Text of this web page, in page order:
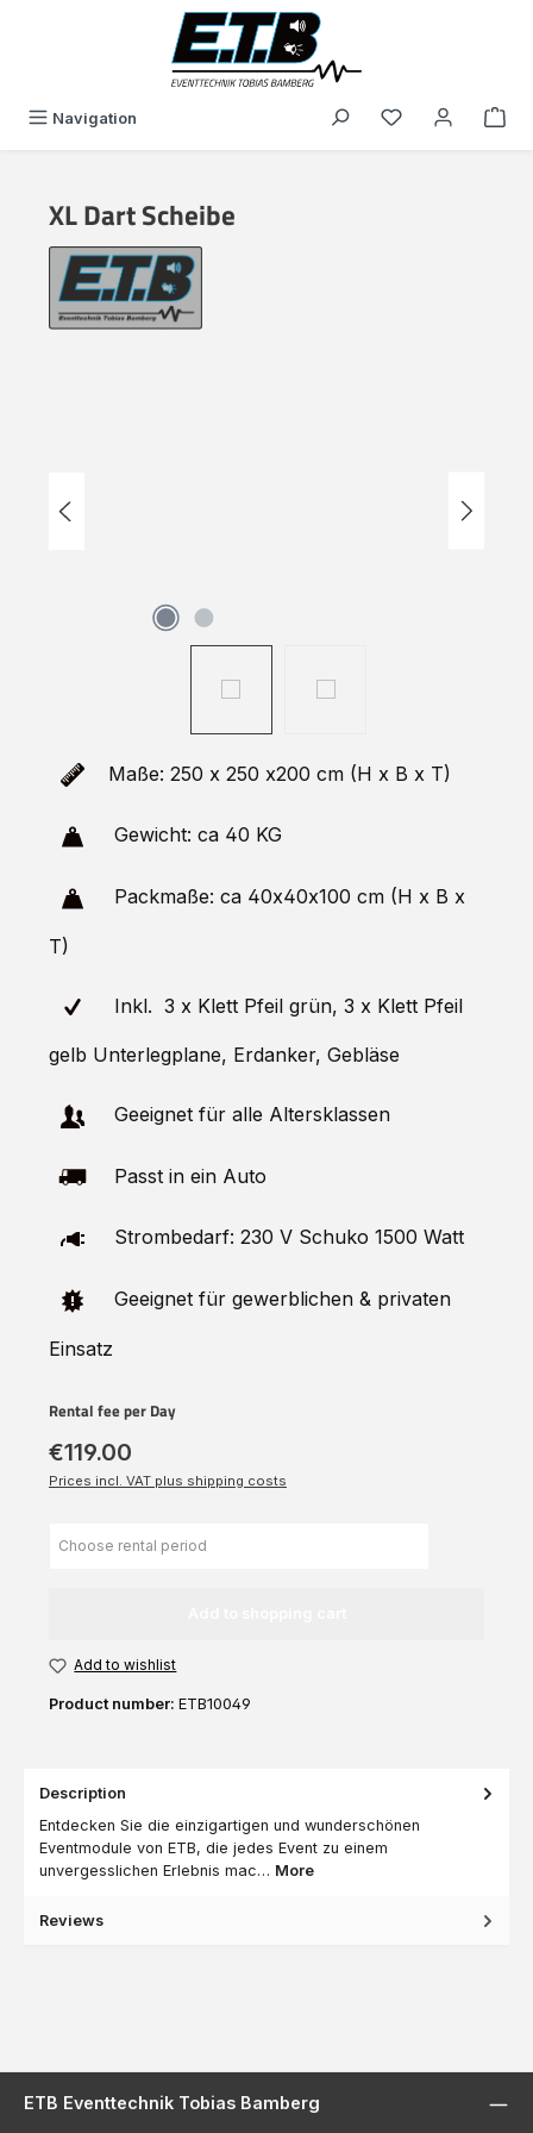
Navigation You have 0
XL Dart Scheibe
Maße: 250 x 250 x200 cm (H x B x T)
Gewicht: ca 40 KG
Packmaße: ca 40x40x100 cm (H x B x
T)
Inkl. 3 x Klett Pfeil grün, 3 x Klett Pfeil
gelb Unterlegplane, Erdanker, Gebläse
Geeignet für alle Altersklassen
Passt in ein Auto
Strombedarf: 230 V Schuko 1500 Watt
Geeignet für gewerblichen & privaten
Einsatz
Rental fee per Day
€119.00
Prices incl. VAT plus shipping costs
Add to wishlist
Product number: ETB10049
Description
Entdecken Sie die einzigartigen und wunderschönen
Eventmodule von ETB, die jedes Event zu einem
unvergesslichen Erlebnis mac… More
Reviews
ETB Eventtechnik Tobias Bamberg